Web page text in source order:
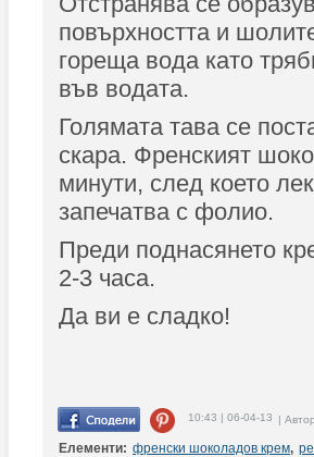
повърхността и
гореща вода като
във водата.
Голямата тава се
скара. Френският
минути, след което
запечатва с фолио.
Преди поднасянето
2-3 часа.
Да ви е сладко!
10:43 | 06-04-13 |
Елементи: френски шоколадов крем,